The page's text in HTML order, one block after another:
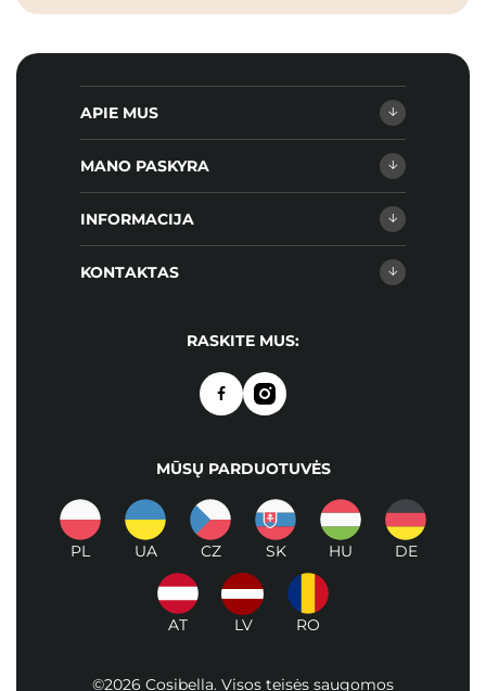
APIE MUS
MANO PASKYRA
INFORMACIJA
KONTAKTAS
RASKITE MUS:
MŪSŲ PARDUOTUVĖS
PL UA CZ SK HU DE
AT LV RO
©2026 Cosibella. Visos teisės saugomos